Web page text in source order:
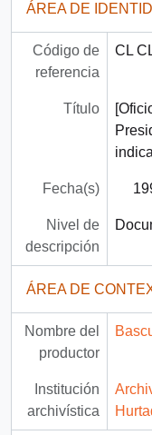
ÁREA DE
Código de
referencia
CL
Título
Fecha(s)
Nivel de
descripción
ÁREA DE
Nombre del
productor
Institución
archivística